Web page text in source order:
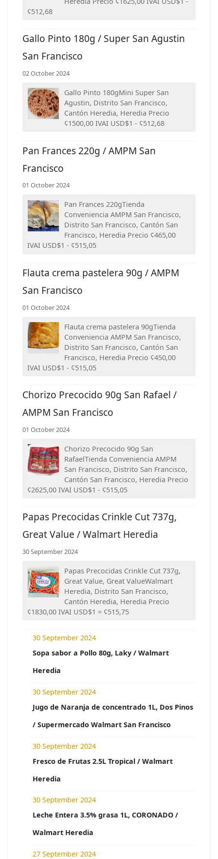
¢512,68
Gallo Pinto 180g / Super San Agustin
San Francisco
02 October 2024
Gallo Pinto 180gMini Super San
Agustin, Distrito San Francisco,
Cantón Heredia, Heredia Precio
¢1500,00 IVAI USD$1 - ¢512,68
Pan Frances 220g / AMPM San
Francisco
01 October 2024
Pan Frances 220gTienda
Conveniencia AMPM San Francisco,
Distrito San Francisco, Cantón San
Francisco, Heredia Precio ¢465,00
IVAI USD$1 - ¢515,05
Flauta crema pastelera 90g / AMPM
San Francisco
01 October 2024
Flauta crema pastelera 90gTienda
Conveniencia AMPM San Francisco,
Distrito San Francisco, Cantón San
Francisco, Heredia Precio ¢450,00
IVAI USD$1 - ¢515,05
Chorizo Precocido 90g San Rafael /
AMPM San Francisco
01 October 2024
Chorizo Precocido 90g San
RafaelTienda Conveniencia AMPM
San Francisco, Distrito San Francisco,
Cantón San Francisco, Heredia Precio
¢2625,00 IVAI USD$1 - ¢515,05
Papas Precocidas Crinkle Cut 737g,
Great Value / Walmart Heredia
30 September 2024
Papas Precocidas Crinkle Cut 737g,
Great Value, Great ValueWalmart
Heredia, Distrito San Francisco,
Cantón Heredia, Heredia Precio
¢1830,00 IVAI USD$1 = ¢515,75
30 September 2024
Sopa sabor a Pollo 80g, Laky / Walmart
Heredia
30 September 2024
Jugo de Naranja de concentrado 1L, Dos Pinos
/ Supermercado Walmart San Francisco
30 September 2024
Fresco de Frutas 2.5L Tropical / Walmart
Heredia
30 September 2024
Leche Entera 3.5% grasa 1L, CORONADO /
Walmart Heredia
27 September 2024